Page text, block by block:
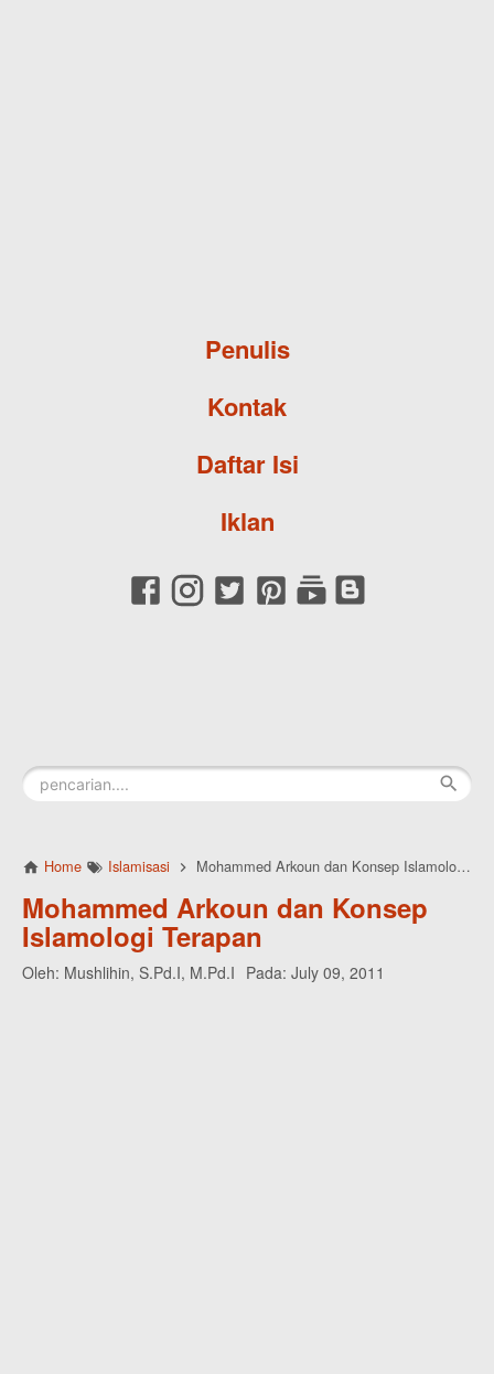
Penulis
Kontak
Daftar Isi
Iklan
Home Islamisasi Mohammed Arkoun dan Konsep Islamologi Terapan
Mohammed Arkoun dan Konsep
Islamologi Terapan
Oleh: Mushlihin, S.Pd.I, M.Pd.I Pada: July 09, 2011